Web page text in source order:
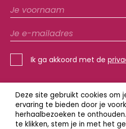
Ik ga akkoord met de
REVIEWPOLICY + AV
Deze site gebruikt cookies om
ervaring te bieden door je
herhaalbezoeken te
te klikken, stem je in met het